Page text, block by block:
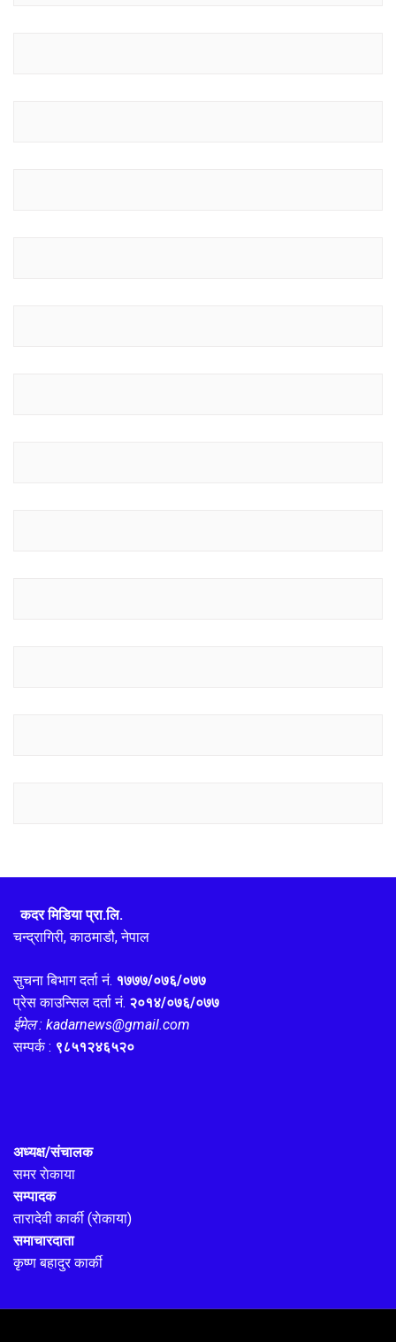
कदर मिडिया प्रा.लि.
चन्द्रागिरी, काठमाडौ, नेपाल
सुचना बिभाग दर्ता नं. १७७७/०७६/०७७
प्रेस काउन्सिल दर्ता नं. २०१४/०७६/०७७
ईमेल : kadarnews@gmail.com
सम्पर्क : ९८५१२४६५२०
अध्यक्ष/संचालक
समर राेकाया
सम्पादक
तारादेवी कार्की (राेकाया)
समाचारदाता
कृष्ण बहादुर कार्की